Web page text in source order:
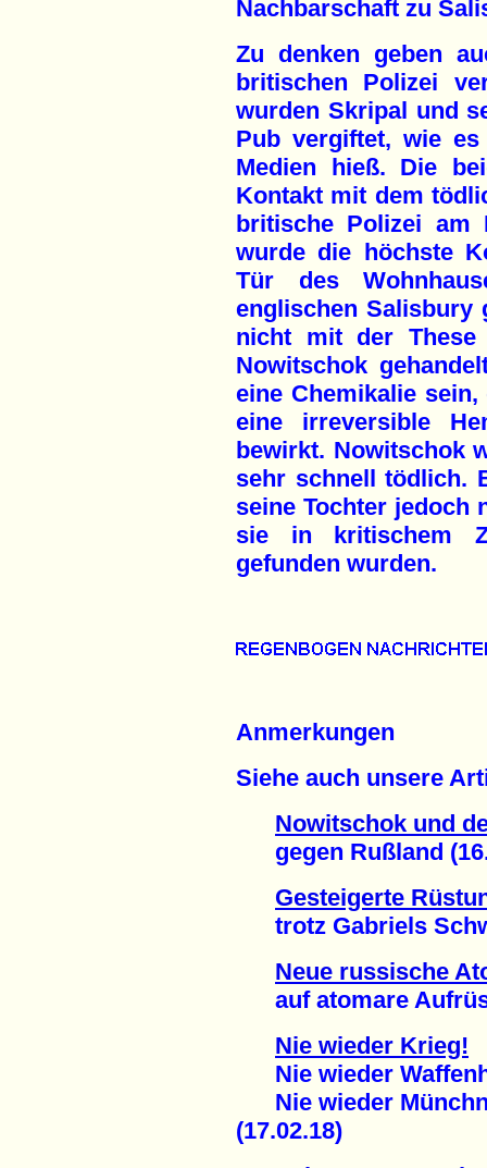
Nachbarschaft zu
Zu denken geben
britischen Polizei
wurden Skripal und
Pub vergiftet, wie
Medien hieß. Die
Kontakt mit dem
britische Polizei am
wurde die höchste
Tür des
englischen Salisbury
nicht mit der
Nowitschok
eine Chemikalie
eine irreversible
bewirkt. Nowitschok
sehr schnell tödlich.
seine Tochter jedoch
sie in kritischem
gefunden wurden.
Anmerkungen
Siehe auch unsere
Nowitschok und
gegen Rußland
Gesteigerte
trotz Gabriels
Neue russische
auf atomare
Nie wieder Krieg!
Nie wieder
Nie wieder
(17.02.18)